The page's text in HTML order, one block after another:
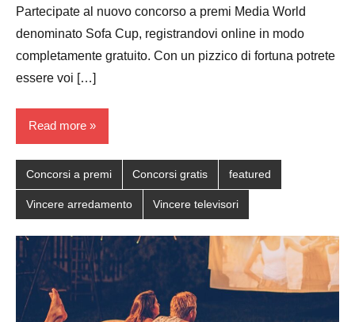
Partecipate al nuovo concorso a premi Media World
denominato Sofa Cup, registrandovi online in modo
completamente gratuito. Con un pizzico di fortuna potrete
essere voi […]
Read more
Concorsi a premi Concorsi gratis featured
Vincere arredamento Vincere televisori